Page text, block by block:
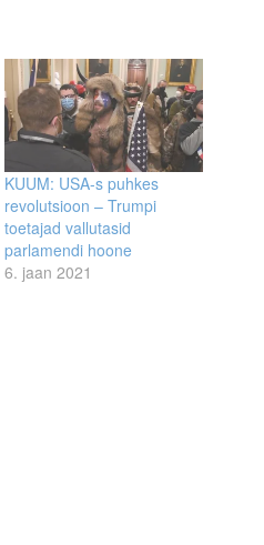
KUUM: USA-s puhkes
revolutsioon – Trumpi
toetajad vallutasid
parlamendi hoone
6. jaan 2021